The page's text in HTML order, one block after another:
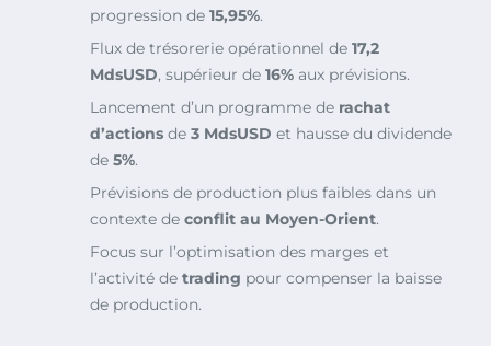
progression de 15,95%.
Flux de trésorerie opérationnel de 17,2
MdsUSD, supérieur de 16% aux prévisions.
Lancement d’un programme de rachat
d’actions de 3 MdsUSD et hausse du dividende
de 5%.
Prévisions de production plus faibles dans un
contexte de conflit au Moyen-Orient.
Focus sur l’optimisation des marges et
l’activité de trading pour compenser la baisse
de production.